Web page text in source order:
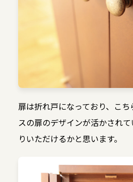
扉は折れ戸になっており、こ
スの扉のデザインが活かされ
りいただけるかと思います。